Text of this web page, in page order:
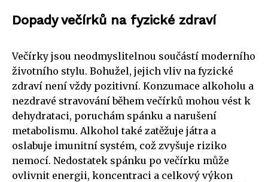
Dopady večírků na fyzické zdraví
Večírky jsou neodmyslitelnou součástí moderního
životního stylu. Bohužel, jejich vliv na fyzické
zdraví není vždy pozitivní. Konzumace alkoholu a
nezdravé stravování během večírků mohou vést k
dehydrataci, poruchám spánku a narušení
metabolismu. Alkohol také zatěžuje játra a
oslabuje imunitní systém, což zvyšuje riziko
nemocí. Nedostatek spánku po večírku může
ovlivnit energii, koncentraci a celkový výkon